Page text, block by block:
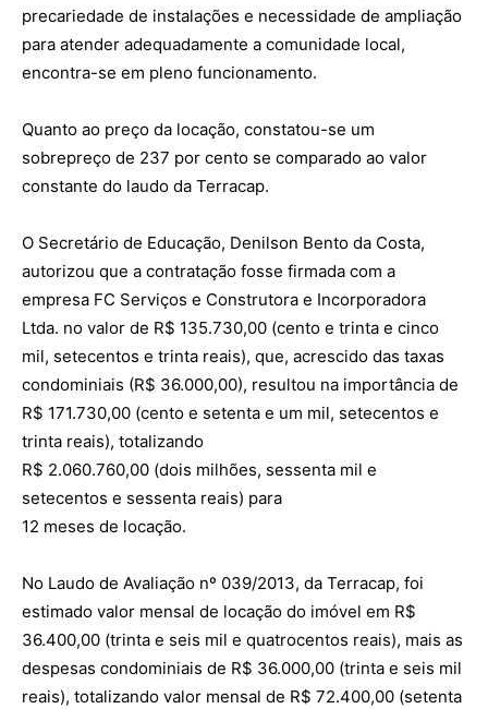
precariedade de instalações e necessidade de ampliação
para atender adequadamente a comunidade local,
encontra-se em pleno funcionamento.
Quanto ao preço da locação, constatou-se um
sobrepreço de 237 por cento se comparado ao valor
constante do laudo da Terracap.
O Secretário de Educação, Denilson Bento da Costa,
autorizou que a contratação fosse firmada com a
empresa FC Serviços e Construtora e Incorporadora
Ltda. no valor de R$ 135.730,00 (cento e trinta e cinco
mil, setecentos e trinta reais), que, acrescido das taxas
condominiais (R$ 36.000,00), resultou na importância de
R$ 171.730,00 (cento e setenta e um mil, setecentos e
trinta reais), totalizando
R$ 2.060.760,00 (dois milhões, sessenta mil e
setecentos e sessenta reais) para
12 meses de locação.
No Laudo de Avaliação nº 039/2013, da Terracap, foi
estimado valor mensal de locação do imóvel em R$
36.400,00 (trinta e seis mil e quatrocentos reais), mais as
despesas condominiais de R$ 36.000,00 (trinta e seis mil
reais), totalizando valor mensal de R$ 72.400,00 (setenta